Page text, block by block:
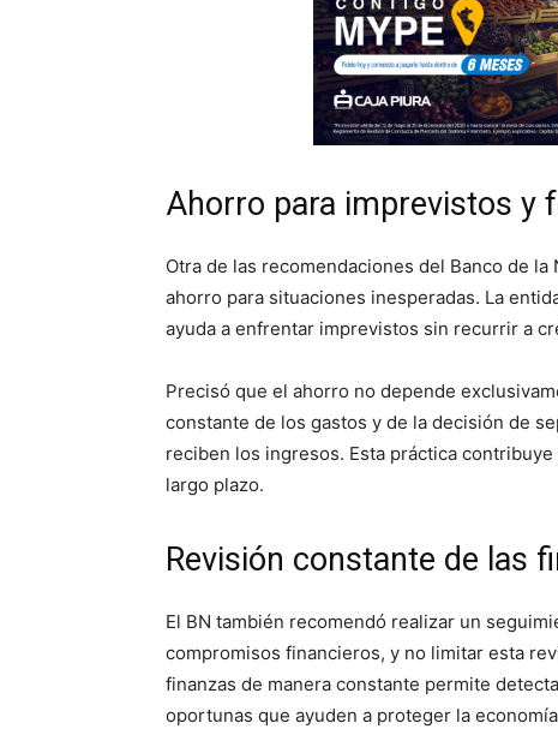
Ahorro para imprevistos y
Otra de las recomendaciones del Banco de
ahorro para situaciones inesperadas. La
ayuda a enfrentar imprevistos sin recurrir a
Precisó que el ahorro no depende
constante de los gastos y de la decisión de
reciben los ingresos. Esta práctica
largo plazo.
Revisión constante de las
El BN también recomendó realizar un
compromisos financieros, y no limitar esta
finanzas de manera constante permite
oportunas que ayuden a proteger la